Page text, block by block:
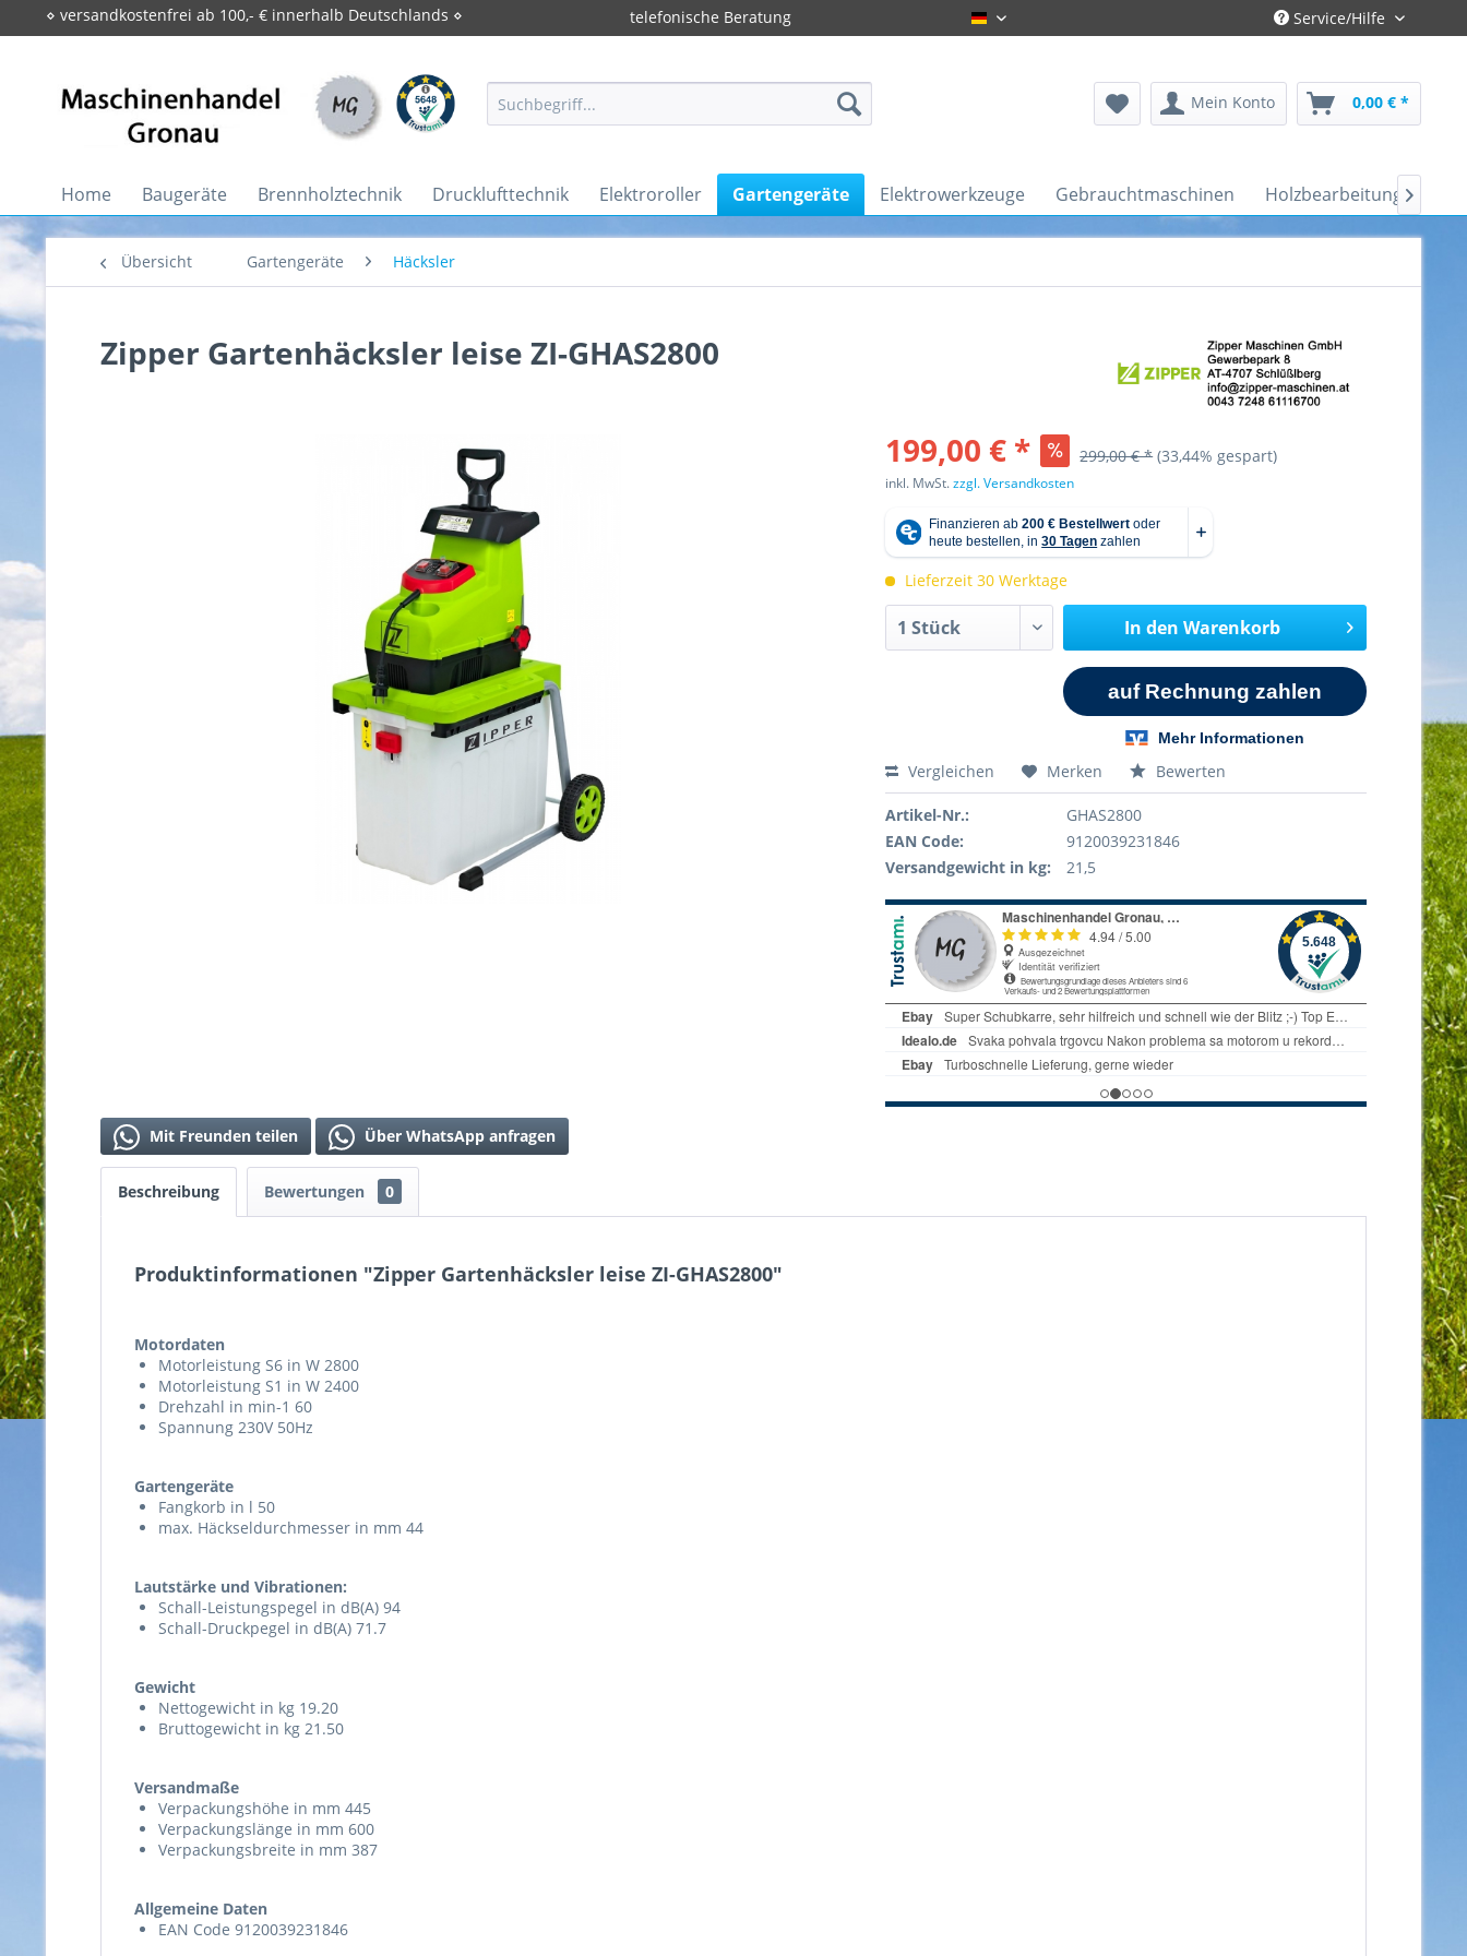
⋄ versandkostenfrei ab 100,- € innerhalb Deutschlands ⋄ telefonische Beratung Gronau-Deutsch Service/Hilfe
Mein Konto 0,00 € *
Home Baugeräte Brennholztechnik Drucklufttechnik Elektroroller Gartengeräte Elektrowerkzeuge Gebrauchtmaschinen Holzbearbeitung 
Übersicht Gartengeräte Häcksler
Zipper Gartenhäcksler leise ZI-GHAS2800
199,00 € * 299,00 € * (33,44% gespart)
inkl. MwSt.zzgl. Versandkosten
Lieferzeit 30 Werktage
In den Warenkorb
Vergleichen Merken Bewerten
Artikel-Nr.:
GHAS2800
EAN Code:
9120039231846
Versandgewicht in kg:
21,5
Mit Freunden teilen Über WhatsApp anfragen
Beschreibung Bewertungen 0
Produktinformationen "Zipper Gartenhäcksler leise ZI-GHAS2800"
Motordaten
Motorleistung S6 in W 2800
Motorleistung S1 in W 2400
Drehzahl in min-1 60
Spannung 230V 50Hz
Gartengeräte
Fangkorb in l 50
max. Häckseldurchmesser in mm 44
Lautstärke und Vibrationen:
Schall-Leistungspegel in dB(A) 94
Schall-Druckpegel in dB(A) 71.7
Gewicht
Nettogewicht in kg 19.20
Bruttogewicht in kg 21.50
Versandmaße
Verpackungshöhe in mm 445
Verpackungslänge in mm 600
Verpackungsbreite in mm 387
Allgemeine Daten
EAN Code 9120039231846